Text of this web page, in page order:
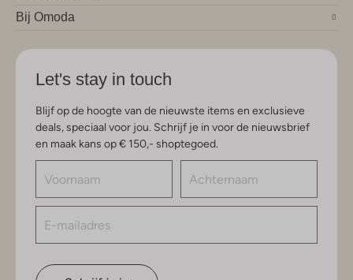
Bij Omoda
Let's stay in touch
Blijf op de hoogte van de nieuwste items en exclusieve
deals, speciaal voor jou. Schrijf je in voor de nieuwsbrief
en maak kans op € 150,- shoptegoed.